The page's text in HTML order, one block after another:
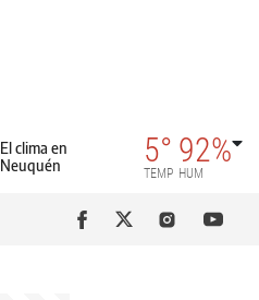
El clima en
Neuquén
5°
TEMP
92%
HUM